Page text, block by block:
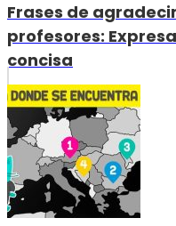
Frases de
profesores:
concisa